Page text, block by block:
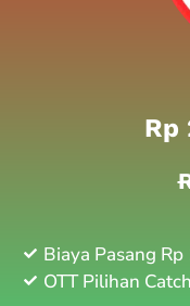
Rp
Biaya Pasang
OTT Pilihan